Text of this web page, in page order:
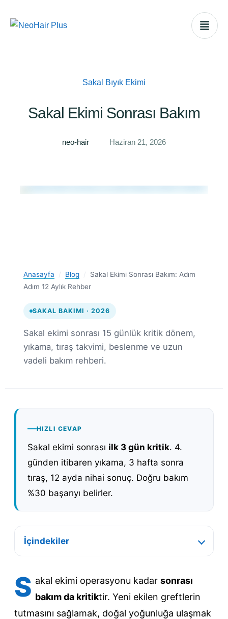
Sakal Bıyık Ekimi
Sakal Ekimi Sonrası Bakım
neo-hair Haziran 21, 2026
Anasayfa / Blog /
Sakal Ekimi Sonrası Bakım: Adım
Adım 12 Aylık Rehber
SAKAL BAKIMI · 2026
Sakal ekimi sonrası 15 günlük kritik dönem,
yıkama, tıraş takvimi, beslenme ve uzun
vadeli bakım rehberi.
HIZLI CEVAP
Sakal ekimi sonrası ilk 3 gün kritik. 4.
günden itibaren yıkama, 3 hafta sonra
tıraş, 12 ayda nihai sonuç. Doğru bakım
%30 başarıyı belirler.
İçindekiler
S akal ekimi operasyonu kadarsonrası
bakım da kritiktir. Yeni ekilen greftlerin
tutmasını sağlamak, doğal yoğunluğa ulaşmak